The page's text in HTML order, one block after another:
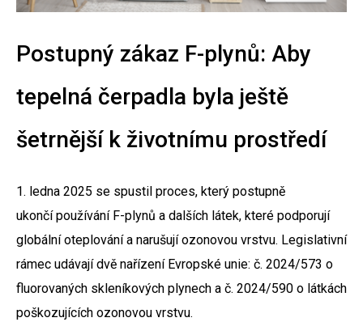
Postupný zákaz F-plynů: Aby
tepelná čerpadla byla ještě
šetrnější k životnímu prostředí
1. ledna 2025 se spustil proces, který postupně
ukončí používání F-plynů a dalších látek, které podporují
globální oteplování a narušují ozonovou vrstvu. Legislativní
rámec udávají dvě nařízení Evropské unie: č. 2024/573 o
fluorovaných skleníkových plynech a č. 2024/590 o látkách
poškozujících ozonovou vrstvu.